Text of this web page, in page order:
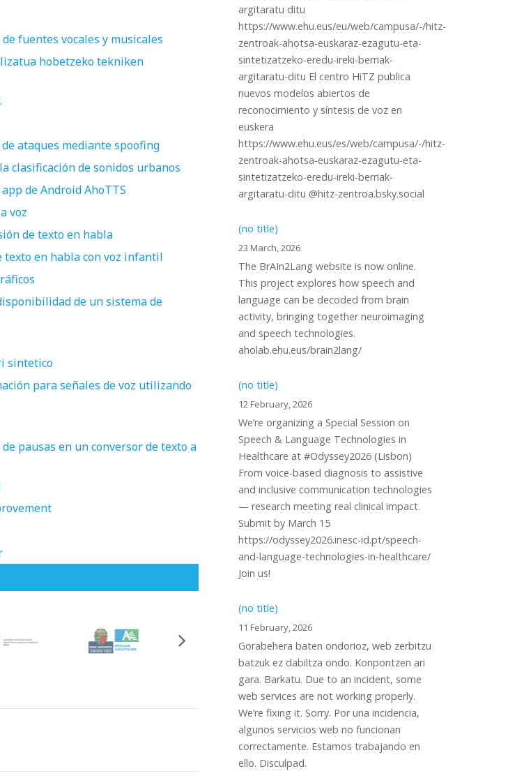
fuentes vocales y musicales
hobetzeko tekniken
ataques mediante spoofing
clasificación de sonidos urbanos
de Android AhoTTS
voz
de texto en habla
texto en habla con voz infantil
de un sistema de
sintetico
para señales de voz utilizando
pausas en un conversor de texto a
argitaratu ditu
https://www.ehu.eus/eu/web/campusa/-/hitz-
zentroak-ahotsa-euskaraz-ezagutu-eta-
sintetizatzeko-eredu-ireki-berriak-
argitaratu-ditu El centro HiTZ publica
nuevos modelos abiertos de
reconocimiento y síntesis de voz en
euskera
https://www.ehu.eus/es/web/campusa/-/hitz-
zentroak-ahotsa-euskaraz-ezagutu-eta-
sintetizatzeko-eredu-ireki-berriak-
argitaratu-ditu @hitz-zentroa.bsky.social
(no title)
23 March, 2026
The BrAIn2Lang website is now online.
This project explores how speech and
language can be decoded from brain
activity, bringing together neuroimaging
and speech technologies.
aholab.ehu.eus/brain2lang/
(no title)
12 February, 2026
We’re organizing a Special Session on
Speech & Language Technologies in
Healthcare at #Odyssey2026 (Lisbon)
From voice-based diagnosis to assistive
and inclusive communication technologies
— research meeting real clinical impact.
Submit by March 15
https://odyssey2026.inesc-id.pt/speech-
and-language-technologies-in-healthcare/
Join us!
(no title)
11 February, 2026
Gorabehera baten ondorioz, web zerbitzu
batzuk ez dabiltza ondo. Konpontzen ari
gara. Barkatu. Due to an incident, some
web services are not working properly.
We’re fixing it. Sorry. Por una incidencia,
algunos servicios web no funcionan
correctamente. Estamos trabajando en
ello. Disculpad.